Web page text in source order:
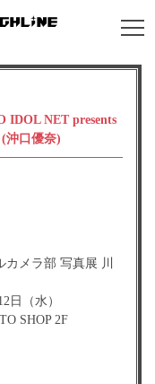
IDOL NET presents
沖口優奈)
カメラ部 写真展 川
日（水）
SHOP 2F